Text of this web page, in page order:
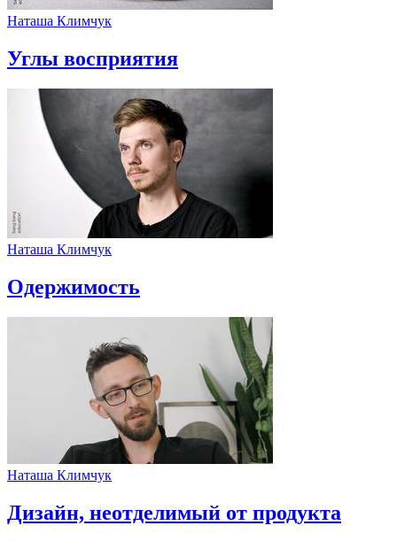
Наташа Климчук
Углы восприятия
Наташа Климчук
Одержимость
Наташа Климчук
Дизайн, неотделимый от продукта